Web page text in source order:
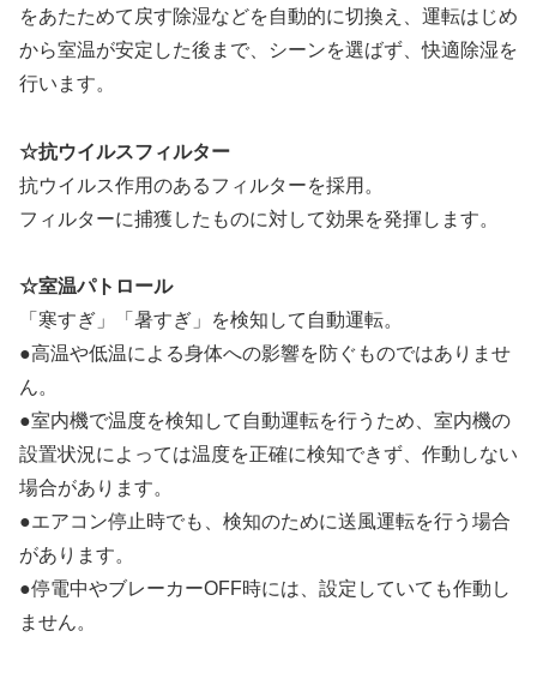
をあたためて戻す除湿などを自動的に切換え、運転はじめ
から室温が安定した後まで、シーンを選ばず、快適除湿を
行います。
☆抗ウイルスフィルター
抗ウイルス作用のあるフィルターを採用。
フィルターに捕獲したものに対して効果を発揮します。
☆室温パトロール
「寒すぎ」「暑すぎ」を検知して自動運転。
●高温や低温による身体への影響を防ぐものではありませ
ん。
●室内機で温度を検知して自動運転を行うため、室内機の
設置状況によっては温度を正確に検知できず、作動しない
場合があります。
●エアコン停止時でも、検知のために送風運転を行う場合
があります。
●停電中やブレーカーOFF時には、設定していても作動し
ません。